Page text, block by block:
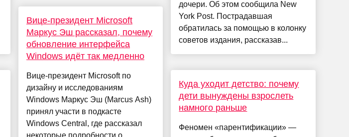
Вице-президент Microsoft
Маркус Эш рассказал, почему
обновление интерфейса
Windows идёт так медленно
Вице-президент Microsoft по
дизайну и исследованиям
Windows Маркус Эш (Marcus Ash)
принял участи в подкасте
Windows Central, где рассказал
дочери. Об этом сообщила New
York Post. Пострадавшая
обратилась за помощью в колонку
советов издания, рассказав...
Куда уходит детство: почему
дети вынуждены взрослеть
намного раньше
Феномен «парентификации» —